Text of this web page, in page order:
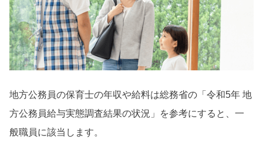
地方公務員の保育士の年収や給料は総務省の「令和5年 地
方公務員給与実態調査結果の状況」を参考にすると、一
般職員に該当します。